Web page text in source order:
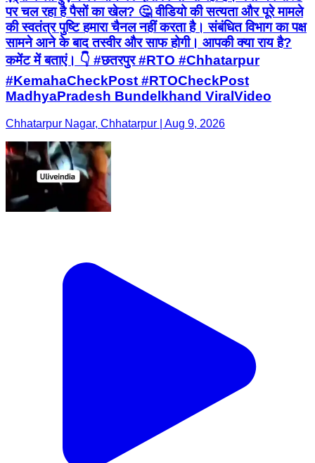
पर चल रहा है पैसों का खेल? 🤔 वीडियो की सत्यता और पूरे मामले
की स्वतंत्र पुष्टि हमारा चैनल नहीं करता है। संबंधित विभाग का पक्ष
सामने आने के बाद तस्वीर और साफ होगी। आपकी क्या राय है?
कमेंट में बताएं। 👇 #छतरपुर #RTO #Chhatarpur
#KemahaCheckPost #RTOCheckPost
MadhyaPradesh Bundelkhand ViralVideo
Chhatarpur Nagar, Chhatarpur | Aug 9, 2026